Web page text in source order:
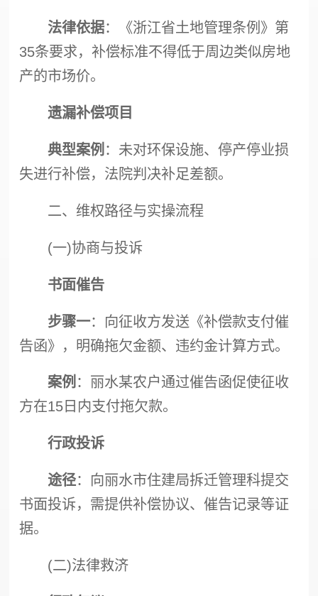
法律依据：《浙江省土地管理条例》第
35条要求，补偿标准不得低于周边类似房地
产的市场价。
遗漏补偿项目
典型案例 ：未对环保设施、停产停业损
失进行补偿，法院判决补足差额。
二、维权路径与实操流程
(一)协商与投诉
书面催告
步骤一：向征收方发送《补偿款支付催
告函》，明确拖欠金额、违约金计算方式。
案例 ：丽水某农户通过催告函促使征收
方在15日内支付拖欠款。
行政投诉
途径：向丽水市住建局拆迁管理科提交
书面投诉，需提供补偿协议、催告记录等证
据。
(二)法律救济